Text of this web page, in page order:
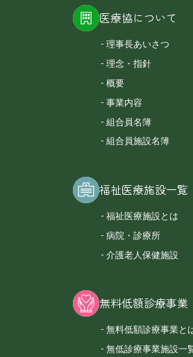
医療協について
理事長あいさつ
理念・指針
概要
事業内容
組合員名簿
組合員施設名簿
福祉医療施設一覧
福祉医療施設とは
病院・診療所
介護老人保健施設
無料低額診療事業
無料低額診療事業と
無低診療事業施設一